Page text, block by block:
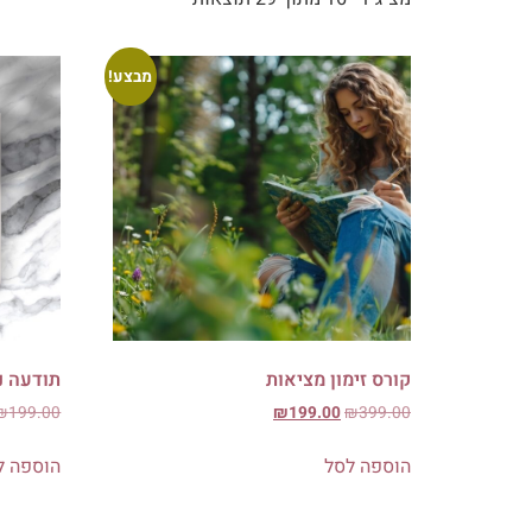
מבצע!
קורס זימון מציאות
₪399.00
₪199.00
הוספה לסל
תודעה
199.00
הוספה